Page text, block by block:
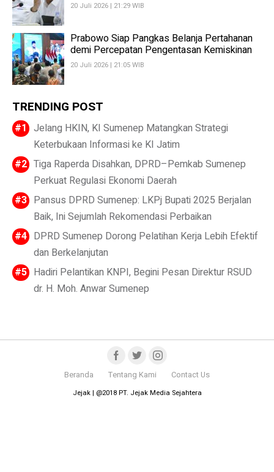
20 Juli 2026 | 21:29 WIB
Prabowo Siap Pangkas Belanja Pertahanan
demi Percepatan Pengentasan Kemiskinan
20 Juli 2026 | 21:05 WIB
TRENDING POST
Jelang HKIN, KI Sumenep Matangkan Strategi
Keterbukaan Informasi ke KI Jatim
Tiga Raperda Disahkan, DPRD–Pemkab Sumenep
Perkuat Regulasi Ekonomi Daerah
Pansus DPRD Sumenep: LKPj Bupati 2025 Berjalan
Baik, Ini Sejumlah Rekomendasi Perbaikan
DPRD Sumenep Dorong Pelatihan Kerja Lebih Efektif
dan Berkelanjutan
Hadiri Pelantikan KNPI, Begini Pesan Direktur RSUD
dr. H. Moh. Anwar Sumenep
Beranda Tentang Kami Contact Us
Jejak | @2018 PT. Jejak Media Sejahtera